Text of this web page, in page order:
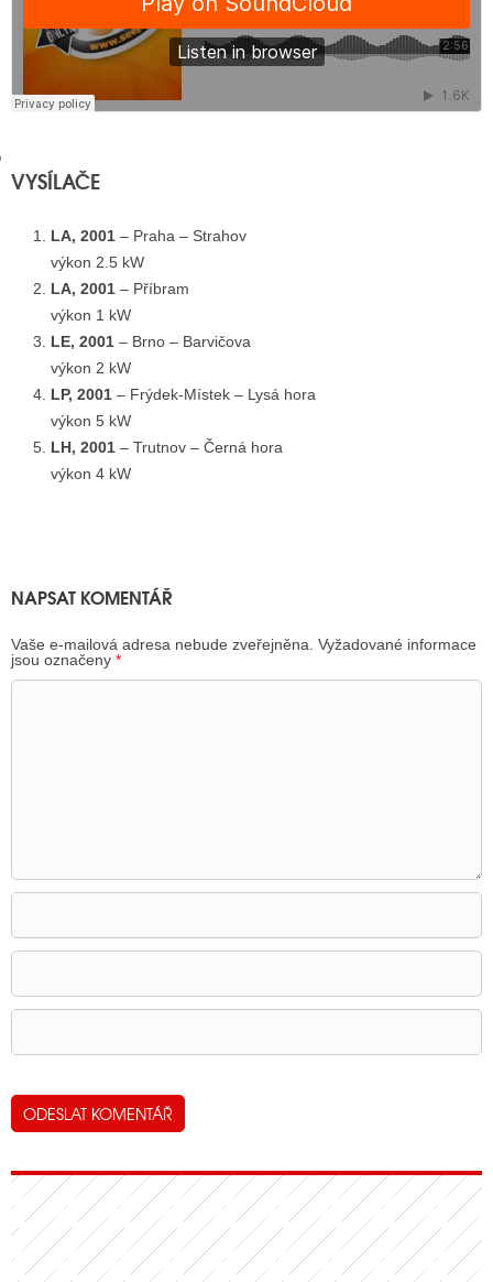
VYSÍLAČE
LA, 2001 – Praha – Strahov
výkon 2.5 kW
LA, 2001 – Příbram
výkon 1 kW
LE, 2001 – Brno – Barvičova
výkon 2 kW
LP, 2001 – Frýdek-Místek – Lysá hora
výkon 5 kW
LH, 2001 – Trutnov – Černá hora
výkon 4 kW
NAPSAT KOMENTÁŘ
Vaše e-mailová adresa nebude zveřejněna. Vyžadované informace
jsou označeny *